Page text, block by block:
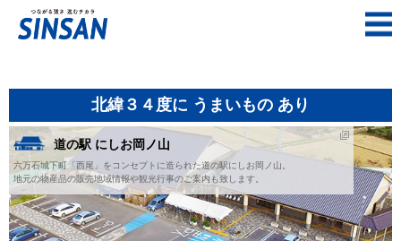
北緯３４度に うまいもの あり
道の駅 にしお岡ノ山
六万石城下町「西尾」をコンセプトに造られた道の駅にしお岡ノ山。
地元の物産品の販売地域情報や観光行事のご案内も致します。